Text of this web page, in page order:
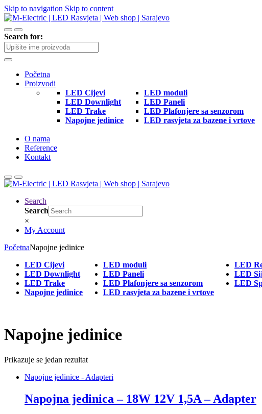
Skip to navigation Skip to content
Search for:
Početna
Proizvodi
LED Cijevi
LED Downlight
LED Trake
Napojne jedinice
LED moduli
LED Paneli
LED Plafonjere sa senzorom
LED rasvjeta za bazene i vrtove
O nama
Reference
Kontakt
Search
Search
×
My Account
PočetnaNapojne jedinice
LED Cijevi
LED Downlight
LED Trake
Napojne jedinice
LED moduli
LED Paneli
LED Plafonjere sa senzorom
LED rasvjeta za bazene i vrtove
LED
LED
LED
Napojne jedinice
Prikazuje se jedan rezultat
Napojne jedinice - Adapteri
Napojna jedinica – 18W 12V 1,5A – Adapter